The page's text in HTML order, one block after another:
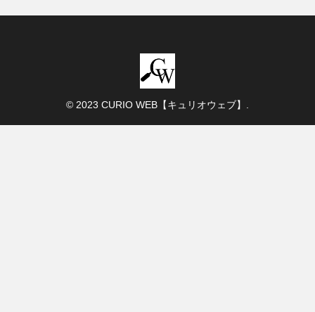
© 2023 CURIO WEB【キュリオウェブ】.